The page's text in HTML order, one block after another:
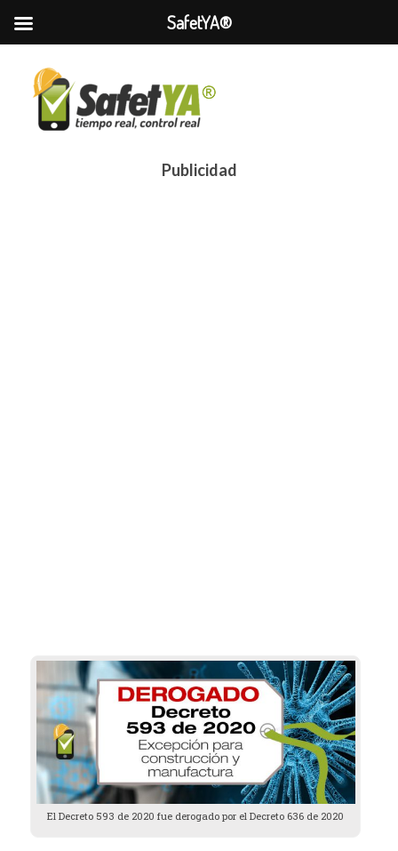
Publicidad
El Decreto 593 de 2020 fue derogado por el Decreto 636 de 2020
SafetYA®